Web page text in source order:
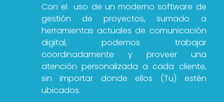
Con el uso de un moderno software de
gestión de proyectos, sumado a
herramientas actuales de comunicación
digital, podemos trabajar
coordinadamente y proveer una
atención personalizada a cada cliente,
sin importar donde ellos (Tu) estén
ubicados.